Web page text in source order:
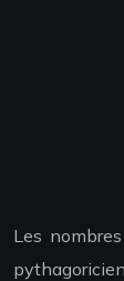
Les